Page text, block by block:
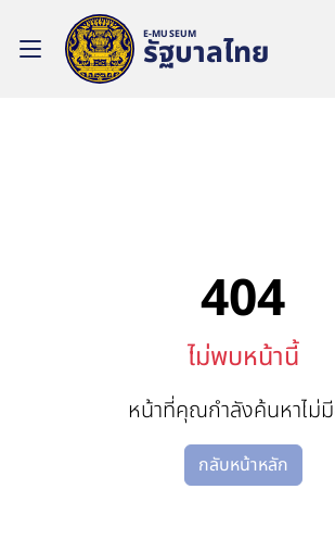
รัฐบาลไทย
E-MUSEUM
404
ไม่พบหน้านี้
หน้าที่คุณกำลังค้นหาไม่
กลับหน้าหลัก